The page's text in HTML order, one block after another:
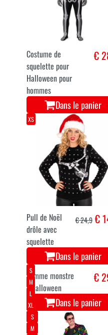
Costume de
squelette pour
Halloween pour
hommes
€
Dans le panier
XS
Pull de Noël
drôle avec
squelette
€ 24,9€
Dans le panier
S
M
L
XL